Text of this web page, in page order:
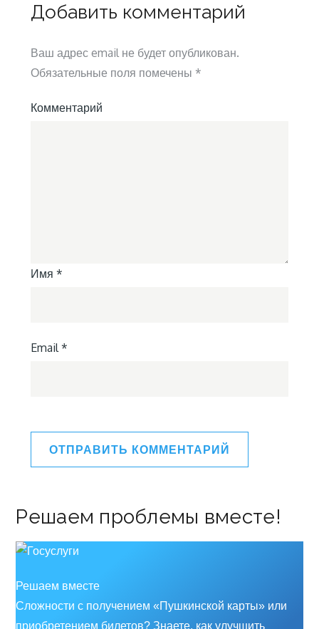
Добавить комментарий
Ваш адрес email не будет опубликован.
Обязательные поля помечены *
Комментарий
Имя *
Email*
Решаем проблемы вместе!
Решаем вместе
Сложности с получением «Пушкинской карты» или
приобретением билетов? Знаете, как улучшить